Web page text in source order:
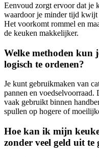
Eenvoud zorgt ervoor dat je
waardoor je minder tijd kwijt
Het voorkomt rommel en
de keuken makkelijker.
Welke methoden kun
logisch te ordenen?
Je kunt gebruikmaken van
pannen en voedselvoorraad.
vaak gebruikt binnen
spullen op hogere of
Hoe kan ik mijn
zonder veel geld uit te